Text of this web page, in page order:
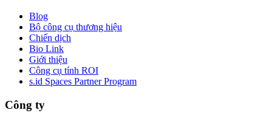
Blog
Bộ công cụ thương hiệu
Chiến dịch
Bio Link
Giới thiệu
Công cụ tính ROI
s.id Spaces Partner Program
Công ty